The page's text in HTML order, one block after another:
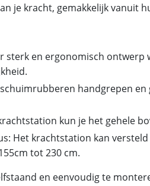
je kracht, gemakkelijk vanuit
sterk en ergonomisch ontwerp
handgrepen en
kun je het gehele
Het krachtstation kan
tot 230 cm.
en eenvoudig te